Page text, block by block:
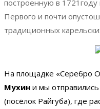
построенную в 1721году
Первого и почти
традиционных
На площадке «Серебро
Мухин и мы
(посёлок Райгуба), где